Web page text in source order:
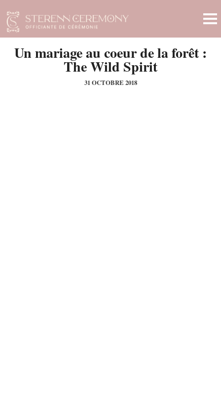
Un mariage au coeur de la forêt :
The Wild Spirit
31 OCTOBRE 2018